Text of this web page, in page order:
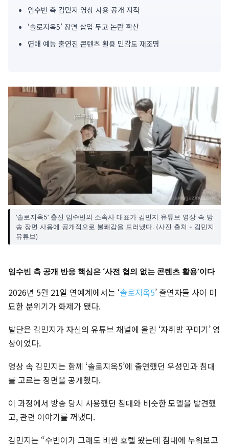
핵
심
임수빈 측 김민지 영상 사용 공개 지적
‘솔로지옥5’ 장면 삽입 두고 논란 확산
연애 예능 출연진 콘텐츠 활용 민감도 재조명
‘솔로지옥5’ 출신 임수빈의 소속사 대표가 김민지 유튜브 영상 속 방
송 장면 사용에 공개적으로 불쾌감을 드러냈다. (사진 출처 - 김민지
유튜브)
임수빈 측 공개 반응 핵심은 ‘사전 협의 없는 콘텐츠 활용’이다
2026년 5월 21일 연예계에서는 ‘솔로지옥5’ 출연자들 사이 미
묘한 분위기가 화제가 됐다.
발단은 김민지가 자신의 유튜브 채널에 올린 ‘자취방 꾸미기’ 영
상이었다.
영상 속 김민지는 함께 ‘솔로지옥5’에 출연했던 우성민과 침대
를 고르는 장면을 공개했다.
이 과정에서 방송 당시 사용했던 침대와 비슷한 모델을 발견했
고, 관련 이야기를 꺼냈다.
김민지는 “수빈이가 그래도 비싼 호텔 왔는데 침대에 누워보고